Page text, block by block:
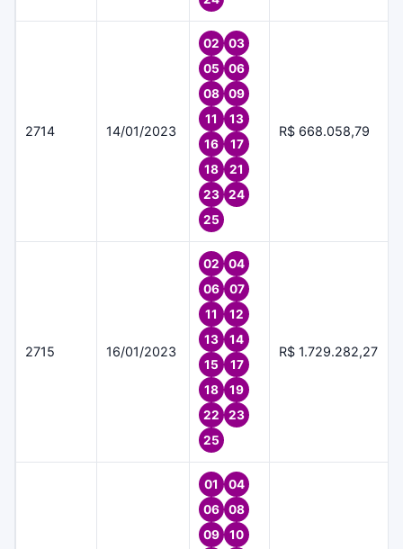
2714 14/01/2023
02
03
05
06
08
09
11
13
16
17
18
21
23
24
25
R$ 668.058,79
2715 16/01/2023
02
04
06
07
11
12
13
14
15
17
18
19
22
23
25
R$ 1.729.282,27
01
04
06
08
09
10